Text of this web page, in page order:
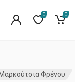
0 0
Μαρκούτσια Φρένου